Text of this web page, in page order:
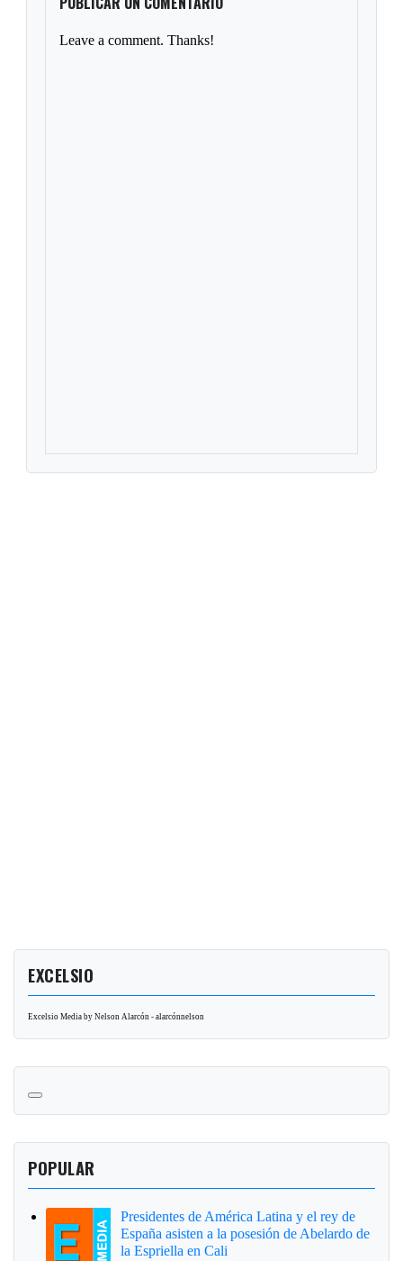
Leave a comment. Thanks!
EXCELSIO
Excelsio Media by Nelson Alarcón - alarcónnelson
POPULAR
Presidentes de América Latina y el rey de
España asisten a la posesión de Abelardo de
la Espriella en Cali